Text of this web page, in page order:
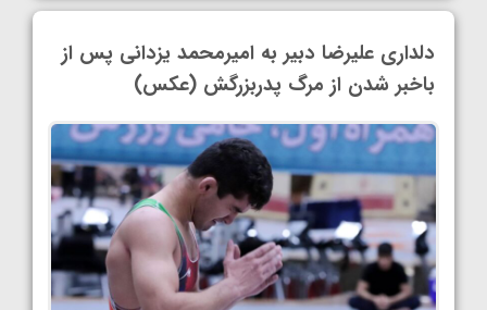
دلداری علیرضا دبیر به امیرمحمد یزدانی پس از
باخبر شدن از مرگ پدربزرگش (عکس)